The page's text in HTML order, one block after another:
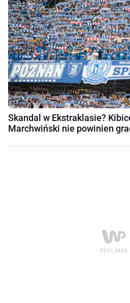
Skandal w Ekstraklasie?
Marchwiński nie powinien